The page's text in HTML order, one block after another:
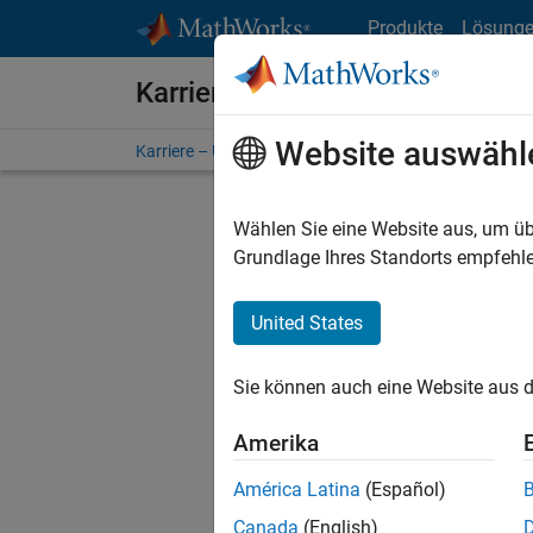
Produkte
Karriere bei MathWorks
Karriere – Übersicht Stellensuche
FILTER:
Stellen
Es
Region
Website
Wählen Sie eine Website aus, um
Grundlage Ihres Standorts
United States
Sie können auch eine Website aus
Amerika
América Latina (Español)
Canada (English)